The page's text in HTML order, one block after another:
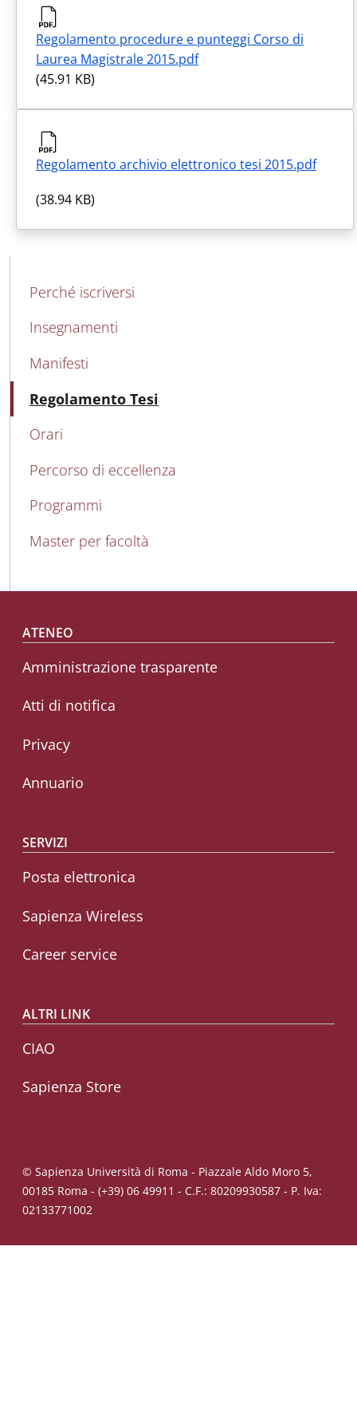
Regolamento procedure e punteggi Corso di
Laurea Magistrale 2015.pdf
(45.91 KB)
Regolamento archivio elettronico tesi 2015.pdf
(38.94 KB)
MAIN NAVIGATION
Perché iscriversi
Insegnamenti
Manifesti
Regolamento Tesi
Orari
Percorso di eccellenza
Programmi
Master per facoltà
Footer menu
ATENEO
Amministrazione trasparente
Atti di notifica
Privacy
Annuario
SERVIZI
Posta elettronica
Sapienza Wireless
Career service
ALTRI LINK
CIAO
Sapienza Store
© Sapienza Università di Roma - Piazzale Aldo Moro 5,
00185 Roma - (+39) 06 49911 - C.F.: 80209930587 - P. Iva:
02133771002